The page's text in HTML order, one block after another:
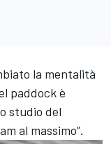
la mentalità
paddock è
studio del
al massimo”.